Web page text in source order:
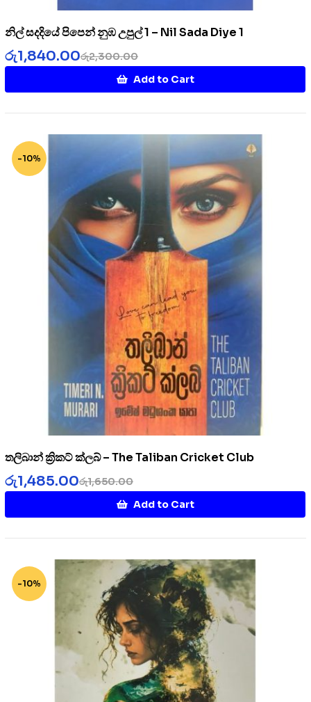
නිල් සදදියේ පිපෙන් නුඹ උපුල් 1 – Nil Sada Diye 1
රු2,300.00
රු1,840.00
Add to Cart
-10%
තලිබාන් ක්‍රිකට් ක්ලබ් – The Taliban Cricket Club
රු1,650.00
රු1,485.00
Add to Cart
-10%